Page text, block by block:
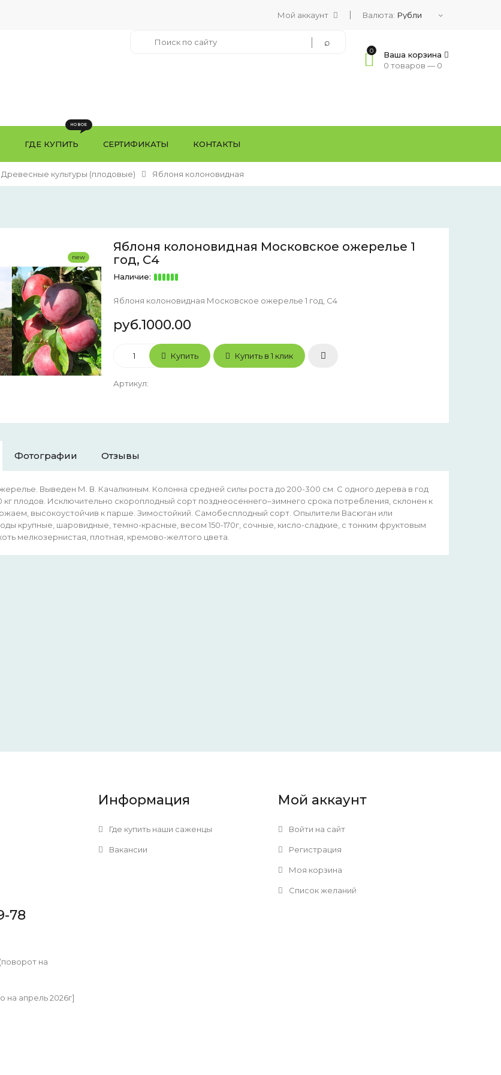
Мой аккаунт Валюта:
0
Ваша корзина
0 товаров — 0
ГДЕ КУПИТЬ СЕРТИФИКАТЫ КОНТАКТЫ
Древесные культуры (плодовые) Яблоня колоновидная
new
Яблоня колоновидная Московское ожерелье 1
год, С4
Наличие:
Яблоня колоновидная Московское ожерелье 1 год, С4
руб.1000.00
Купить Купить в 1 клик
Артикул:
Фотографии Отзывы
Выведен М. В. Качалкиным. Колонна средней силы роста до 200-300 см. С одного дерева в год
кг плодов. Исключительно скороплодный сорт позднеосеннего–зимнего срока потребления, склонен к
высокоустойчив к парше. Зимостойкий. Самобесплодный сорт. Опылители Васюган или
крупные, шаровидные, темно-красные, весом 150-170г, сочные, кисло-сладкие, с тонким фруктовым
мелкозернистая, плотная, кремово-желтого цвета.
78
на
на апрель 2026г]
Информация
Где купить наши саженцы
Вакансии
Мой аккаунт
Войти на сайт
Регистрация
Моя корзина
Список желаний